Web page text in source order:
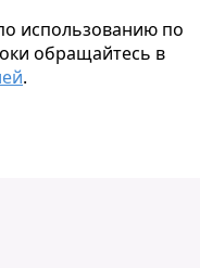
использованию по
обращайтесь в
.